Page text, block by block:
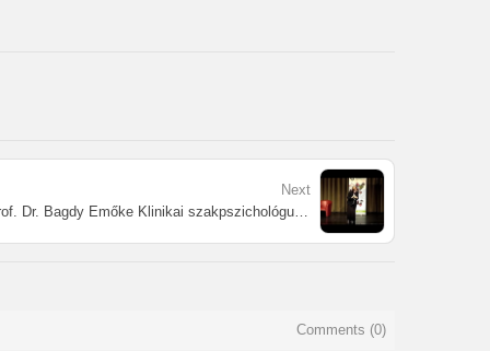
Next
Léleképítő előadás - Szekszárd - Prof. Dr. Bagdy Emőke Klinikai szakpszichológus professzorral
Comments (0)